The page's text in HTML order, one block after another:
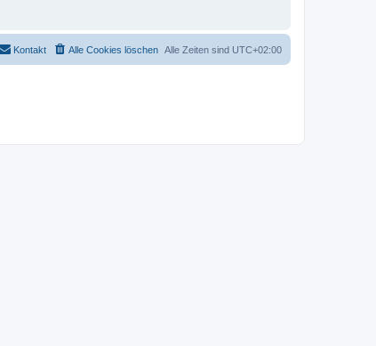
Alle Zeiten sind UTC+02:00
Alle Cookies löschen
Kontakt